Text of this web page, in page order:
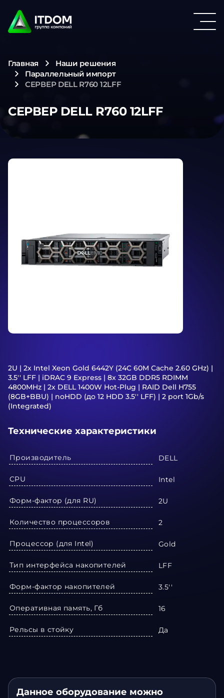
Главная
Наши решения
Параллельный импорт
СЕРВЕР DELL R760 12LFF
СЕРВЕР DELL R760 12LFF
2U | 2x Intel Xeon Gold 6442Y (24C 60M Cache 2.60 GHz) |
3.5'' LFF | iDRAC 9 Express | 8x 32GB DDR5 RDIMM
4800MHz | 2x DELL 1400W Hot-Plug | RAID Dell H755
(8GB+BBU) | noHDD (до 12 HDD 3.5'' LFF) | 2 port 1Gb/s
(Integrated)
Технические характеристики
Производитель DELL
CPU Intel
Форм-фактор (для RU) 2U
Количество процессоров 2
Процессор (для Intel) Gold
Тип интерфейса накопителей LFF
Форм-фактор накопителей 3.5''
Оперативная память, Гб 16
Рельсы в стойку Да
Данное оборудование можно